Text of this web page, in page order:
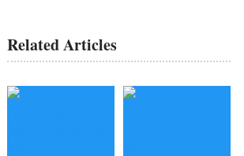
Related Articles